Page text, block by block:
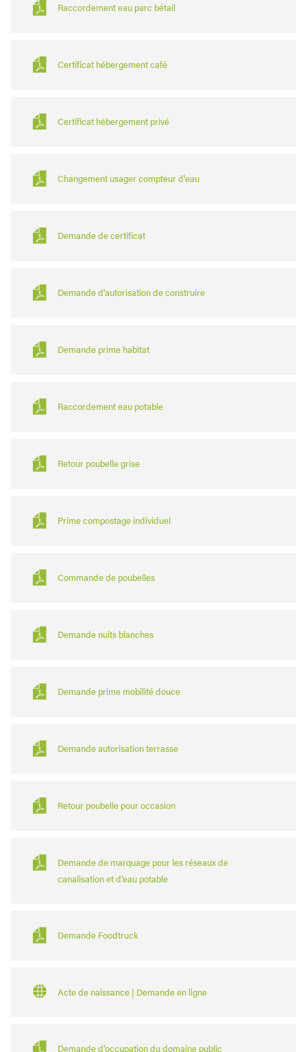
Raccordement eau parc bétail
Certificat hébergement café
Certificat hébergement privé
Changement usager compteur d'eau
Demande de certificat
Demande d'autorisation de construire
Demande prime habitat
Raccordement eau potable
Retour poubelle grise
Prime compostage individuel
Commande de poubelles
Demande nuits blanches
Demande prime mobilité douce
Demande autorisation terrasse
Retour poubelle pour occasion
Demande de marquage pour les réseaux de
canalisation et d’eau potable
Demande Foodtruck
Acte de naissance | Demande en ligne
Demande d’occupation du domaine public